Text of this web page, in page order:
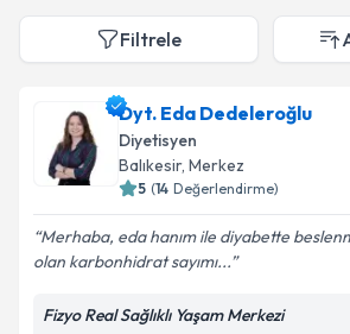
Filtrele
Dyt. Eda Dedeleroğlu
Diyetisyen
Balıkesir, Merkez
5 (14 Değerlendirme)
Merhaba, eda hanım ile diyabette
olan karbonhidrat sayımı...
Fizyo Real Sağlıklı Yaşam Merkezi